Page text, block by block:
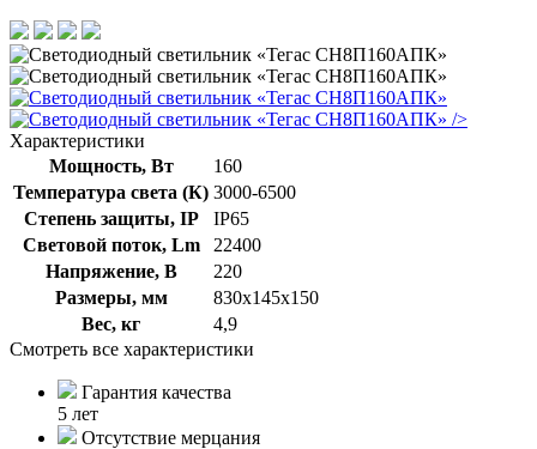
/>
Характеристики
Мощность, Вт
160
Температура света (К) 3000-6500
Степень защиты, IP
IP65
Световой поток, Lm
22400
Напряжение, В
220
Размеры, мм
830х145х150
Вес, кг
4,9
Смотреть все характеристики
Гарантия качества
5 лет
Отсутствие мерцания